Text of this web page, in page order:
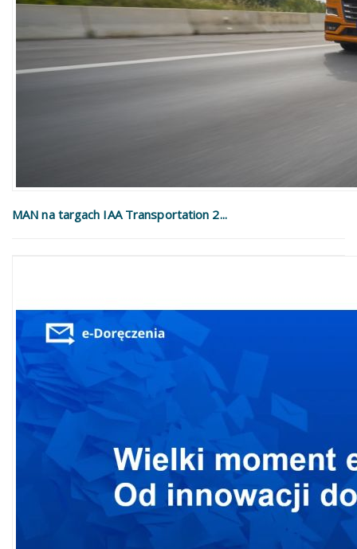
MAN na targach IAA Transportation 2...